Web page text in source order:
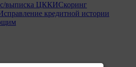
выписка ЦККИСкоринг
кредитной истории